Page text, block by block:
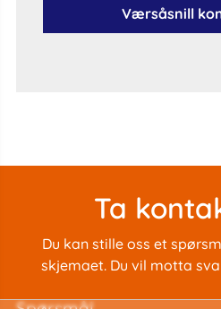
Værsåsnill
Ta
Du kan stille oss et
skjemaet. Du vil motta